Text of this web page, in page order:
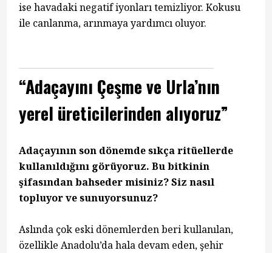
ise havadaki negatif iyonları temizliyor. Kokusu
ile canlanma, arınmaya yardımcı oluyor.
“Adaçayını Çeşme ve Urla’nın
yerel üreticilerinden alıyoruz”
Adaçayının son dönemde sıkça ritüellerde
kullanıldığını görüyoruz. Bu bitkinin
şifasından bahseder misiniz? Siz nasıl
topluyor ve sunuyorsunuz?
Aslında çok eski dönemlerden beri kullanılan,
özellikle Anadolu’da hala devam eden, şehir